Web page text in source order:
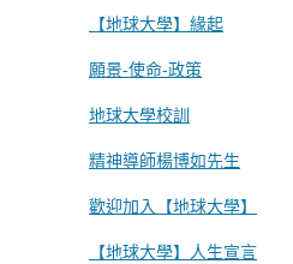
【地球大學】緣起
願景-使命-政策
地球大學校訓
精神導師楊博如先生
歡迎加入【地球大學】
【地球大學】人生宣言